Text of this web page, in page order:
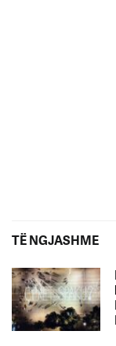
TË NGJASHME